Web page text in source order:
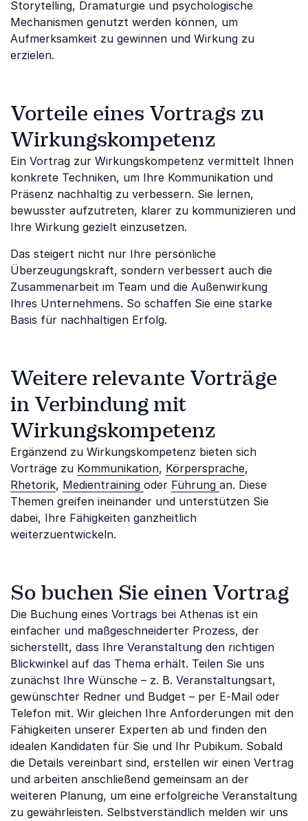
Storytelling, Dramaturgie und psychologische
Mechanismen genutzt werden können, um
Aufmerksamkeit zu gewinnen und Wirkung zu
erzielen.
Vorteile eines Vortrags zu
Wirkungskompetenz
Ein Vortrag zur Wirkungskompetenz vermittelt Ihnen
konkrete Techniken, um Ihre Kommunikation und
Präsenz nachhaltig zu verbessern. Sie lernen,
bewusster aufzutreten, klarer zu kommunizieren und
Ihre Wirkung gezielt einzusetzen.
Das steigert nicht nur Ihre persönliche
Überzeugungskraft, sondern verbessert auch die
Zusammenarbeit im Team und die Außenwirkung
Ihres Unternehmens. So schaffen Sie eine starke
Basis für nachhaltigen Erfolg.
Weitere relevante Vorträge
in Verbindung mit
Wirkungskompetenz
Ergänzend zu Wirkungskompetenz bieten sich
Vorträge zu Kommunikation, Körpersprache,
Rhetorik, Medientraining oder Führung an. Diese
Themen greifen ineinander und unterstützen Sie
dabei, Ihre Fähigkeiten ganzheitlich
weiterzuentwickeln.
So buchen Sie einen Vortrag
Die Buchung eines Vortrags bei Athenas ist ein
einfacher und maßgeschneiderter Prozess, der
sicherstellt, dass Ihre Veranstaltung den richtigen
Blickwinkel auf das Thema erhält. Teilen Sie uns
zunächst Ihre Wünsche – z. B. Veranstaltungsart,
gewünschter Redner und Budget – per E-Mail oder
Telefon mit. Wir gleichen Ihre Anforderungen mit den
Fähigkeiten unserer Experten ab und finden den
idealen Kandidaten für Sie und Ihr Pubikum. Sobald
die Details vereinbart sind, erstellen wir einen Vertrag
und arbeiten anschließend gemeinsam an der
weiteren Planung, um eine erfolgreiche Veranstaltung
zu gewährleisten. Selbstverständlich melden wir uns